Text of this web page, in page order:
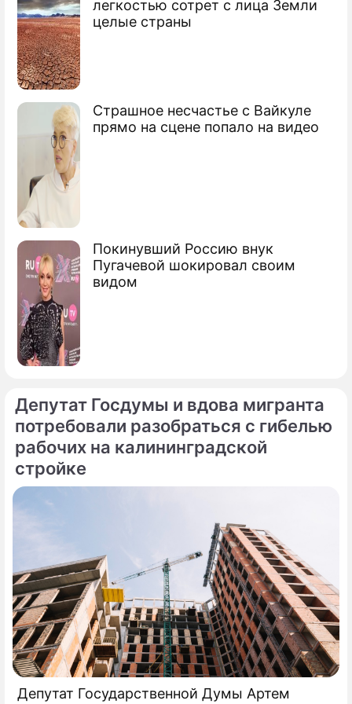
легкостью сотрет с лица Земли
целые страны
Страшное несчастье с Вайкуле
прямо на сцене попало на видео
Покинувший Россию внук
Пугачевой шокировал своим
видом
Квартиры должников сдадут в аренду
Единороссы предложили выход из
кризиса
Россиянам помогут решить квартирный
вопрос
Сюжеты
Экономический кризис
Депутат Госдумы и вдова мигранта
потребовали разобраться с гибелью
рабочих на калининградской
стройке
Депутат Государственной Думы Артем